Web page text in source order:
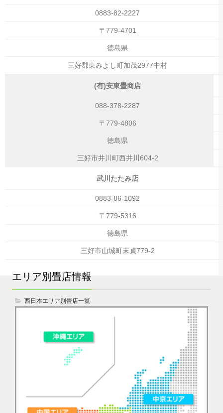
0883-82-2227
〒779-4701
徳島県
三好郡東みよし町加茂2977中村
(有)安東畳商店
088-378-2287
〒779-4806
徳島県
三好市井川町西井川604-2
武川たたみ店
0883-86-1092
〒779-5316
徳島県
三好市山城町末貞779-2
エリア別畳店情報
西日本エリア別畳店一覧